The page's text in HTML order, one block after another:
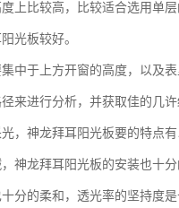
上比较高，比较适合选用单
光板较好。
中于上方开窗的高度，以及
来进行分析，并获取佳的几许
，神龙拜耳阳光板要的特点有
神龙拜耳阳光板的安装也十分
分的柔和，透光率的坚持度